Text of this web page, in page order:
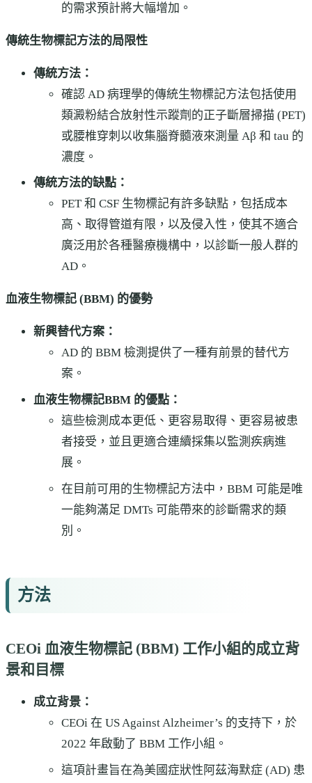
的需求預計將大幅增加。
傳統生物標記方法的局限性
傳統方法：
確認 AD 病理學的傳統生物標記方法包括使用
類澱粉結合放射性示蹤劑的正子斷層掃描 (PET)
或腰椎穿刺以收集腦脊髓液來測量 Aβ 和 tau 的
濃度。
傳統方法的缺點：
PET 和 CSF 生物標記有許多缺點，包括成本
高、取得管道有限，以及侵入性，使其不適合
廣泛用於各種醫療機構中，以診斷一般人群的
AD。
血液生物標記 (BBM) 的優勢
新興替代方案：
AD 的 BBM 檢測提供了一種有前景的替代方
案。
血液生物標記BBM 的優點：
這些檢測成本更低、更容易取得、更容易被患
者接受，並且更適合連續採集以監測疾病進
展。
在目前可用的生物標記方法中，BBM 可能是唯
一能夠滿足 DMTs 可能帶來的診斷需求的類
別。
方法
CEOi 血液生物標記 (BBM) 工作小組的成立背
景和目標
成立背景：
CEOi 在 US Against Alzheimer’s 的支持下，於
2022 年啟動了 BBM 工作小組。
這項計畫旨在為美國症狀性阿茲海默症 (AD) 患